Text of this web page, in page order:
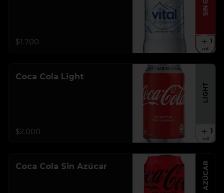
$1.700
Coca Cola Light
$2.000
Coca Cola Sin Azúcar